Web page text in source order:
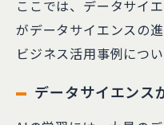
ここでは、データサイ
がデータサイエンスの
ビジネス活用事例につい
データサイエンス